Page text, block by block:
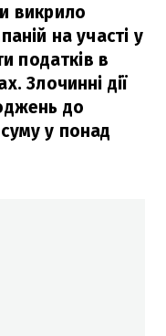
викрило
на участі у
податків в
Злочинні дії
до
у понад